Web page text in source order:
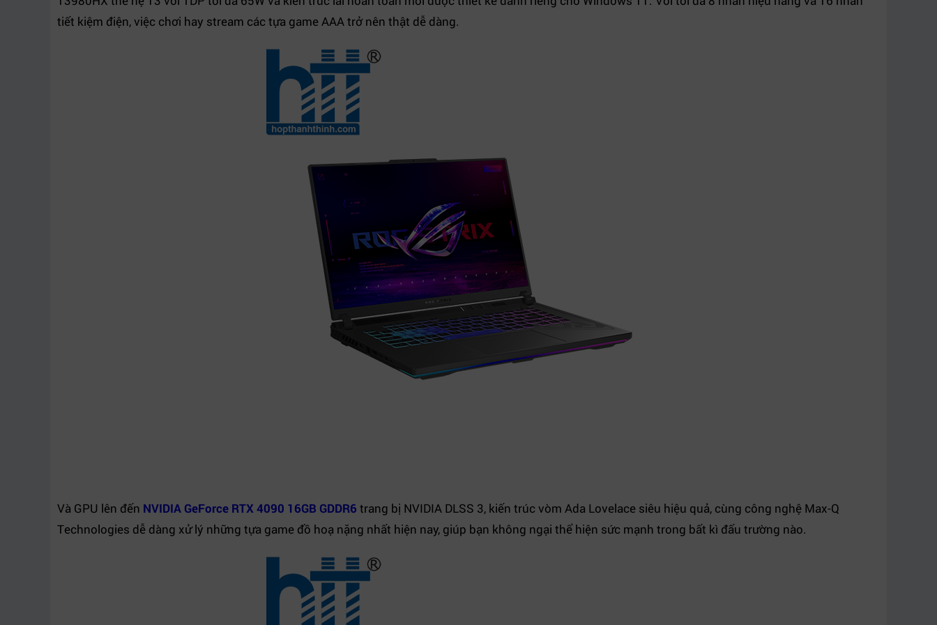
tiết kiệm điện, việc chơi hay stream các tựa game AAA trở nên thật dễ dàng.
Và GPU lên đến NVIDIA GeForce RTX 4090 16GB GDDR6 trang bị NVIDIA DLSS 3, kiến trúc vòm Ada Lovelace siêu hiệu quả, cùng công nghệ Max-Q
Technologies dễ dàng xử lý những tựa game đồ hoạ nặng nhất hiện nay, giúp bạn không ngại thể hiện sức mạnh trong bất kì đấu trường nào.